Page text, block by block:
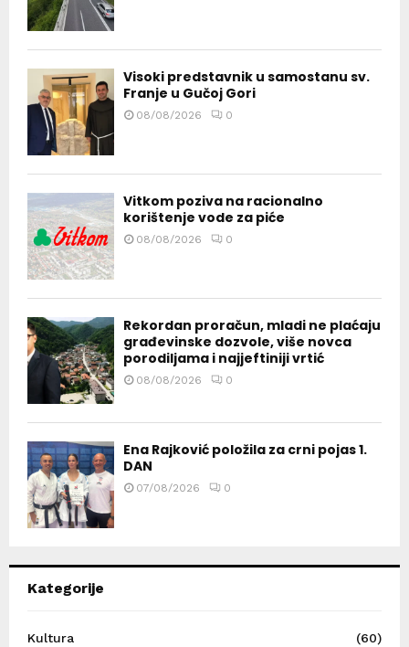
Visoki predstavnik u samostanu sv.
Franje u Gučoj Gori
08/08/2026 0
Vitkom poziva na racionalno
korištenje vode za piće
08/08/2026 0
Rekordan proračun, mladi ne plaćaju
građevinske dozvole, više novca
porodiljama i najjeftiniji vrtić
08/08/2026 0
Ena Rajković položila za crni pojas 1.
DAN
07/08/2026 0
Kategorije
Kultura
(60)